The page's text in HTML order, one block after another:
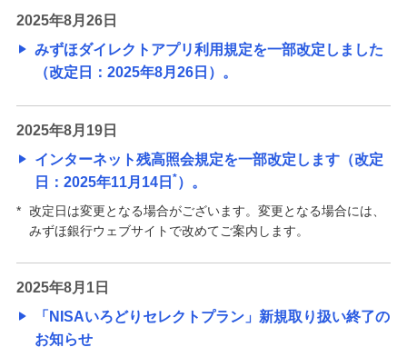
2025年8月26日
みずほダイレクトアプリ利用規定を一部改定しました
（改定日：2025年8月26日）。
2025年8月19日
インターネット残高照会規定を一部改定します（改定
日：2025年11月14日 *）。
* 改定日は変更となる場合がございます。変更となる場合には、
みずほ銀行ウェブサイトで改めてご案内します。
2025年8月1日
「NISAいろどりセレクトプラン」新規取り扱い終了の
お知らせ